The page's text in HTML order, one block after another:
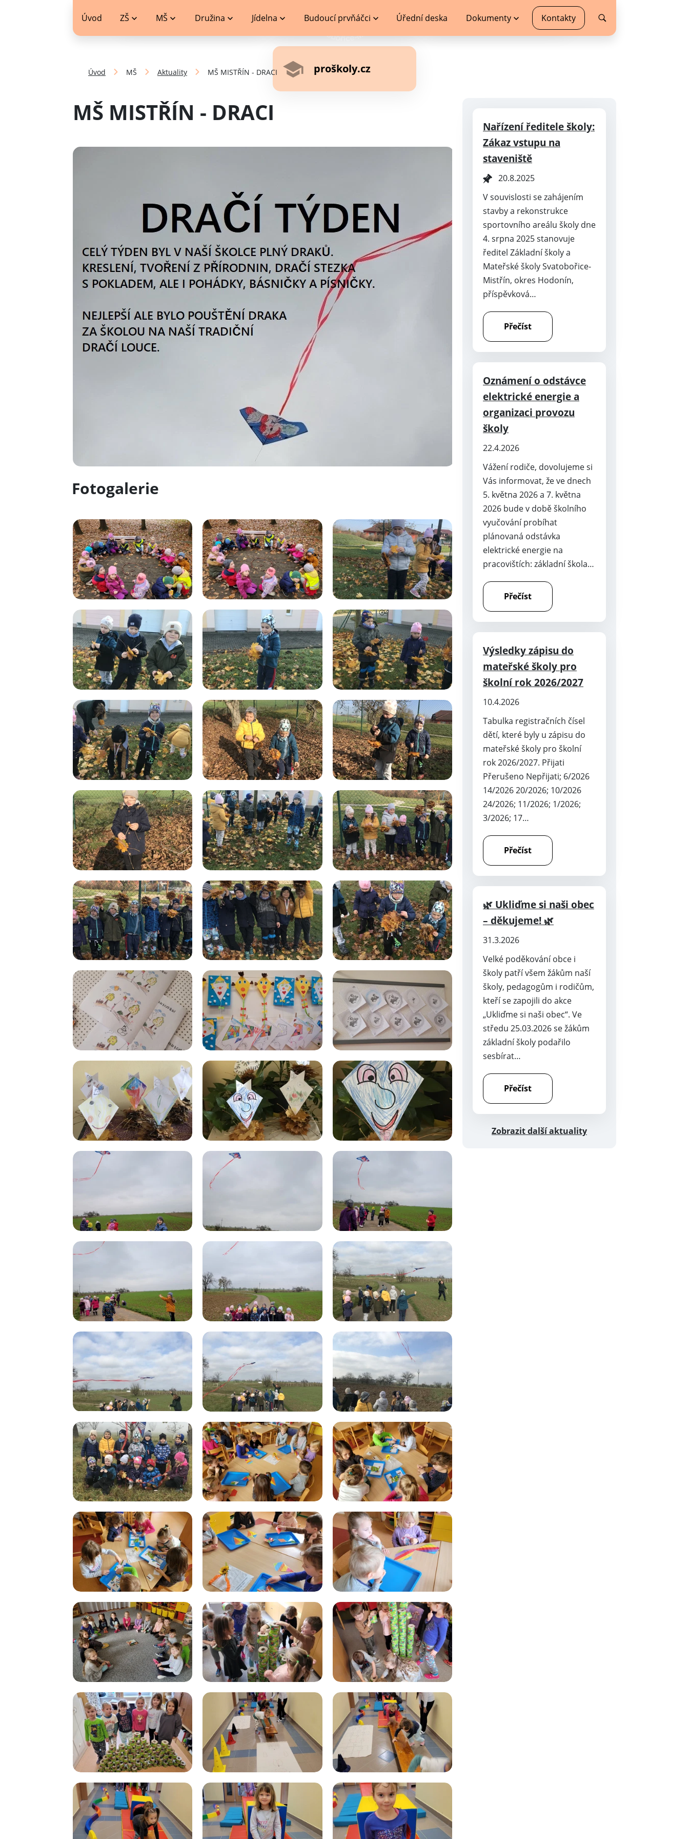
Úvod ZŠ MŠ Družina Jídelna Budoucí prvňáčci Úřední deska Dokumenty Kontakty
proškoly.cz
Úvod MŠ Aktuality MŠ MISTŘÍN - DRACI
MŠ MISTŘÍN - DRACI
Fotogalerie
Nařízení ředitele školy:
Zákaz vstupu na
staveniště
20.8.2025
V souvislosti se zahájením
stavby a rekonstrukce
sportovního areálu školy dne
4. srpna 2025 stanovuje
ředitel Základní školy a
Mateřské školy Svatobořice-
Mistřín, okres Hodonín,
příspěvková…
Přečíst
Oznámení o odstávce
elektrické energie a
organizaci provozu
školy
22.4.2026
Vážení rodiče, dovolujeme si
Vás informovat, že ve dnech
5. května 2026 a 7. května
2026 bude v době školního
vyučování probíhat
plánovaná odstávka
elektrické energie na
pracovištích: základní škola…
Přečíst
Výsledky zápisu do
mateřské školy pro
školní rok 2026/2027
10.4.2026
Tabulka registračních čísel
dětí, které byly u zápisu do
mateřské školy pro školní
rok 2026/2027. Přijati
Přerušeno Nepřijati; 6/2026
14/2026 20/2026; 10/2026
24/2026; 11/2026; 1/2026;
3/2026; 17…
Přečíst
🌿 Ukliďme si naši obec
– děkujeme! 🌿
31.3.2026
Velké poděkování obce i
školy patří všem žákům naší
školy, pedagogům i rodičům,
kteří se zapojili do akce
„Ukliďme si naši obec“. Ve
středu 25.03.2026 se žákům
základní školy podařilo
sesbírat…
Přečíst
Zobrazit další aktuality